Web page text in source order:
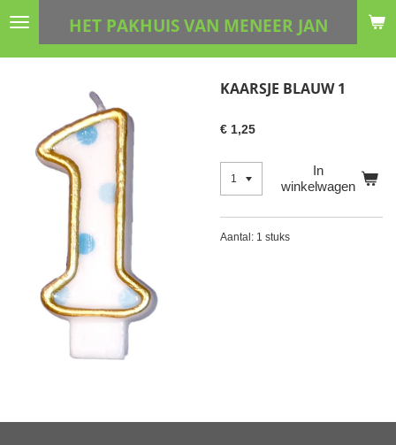
Ga
HET PAKHUIS VAN MENEER JAN
KAARSJE BLAUW 1
€ 1,25
In
winkelwagen
Aantal: 1 stuks